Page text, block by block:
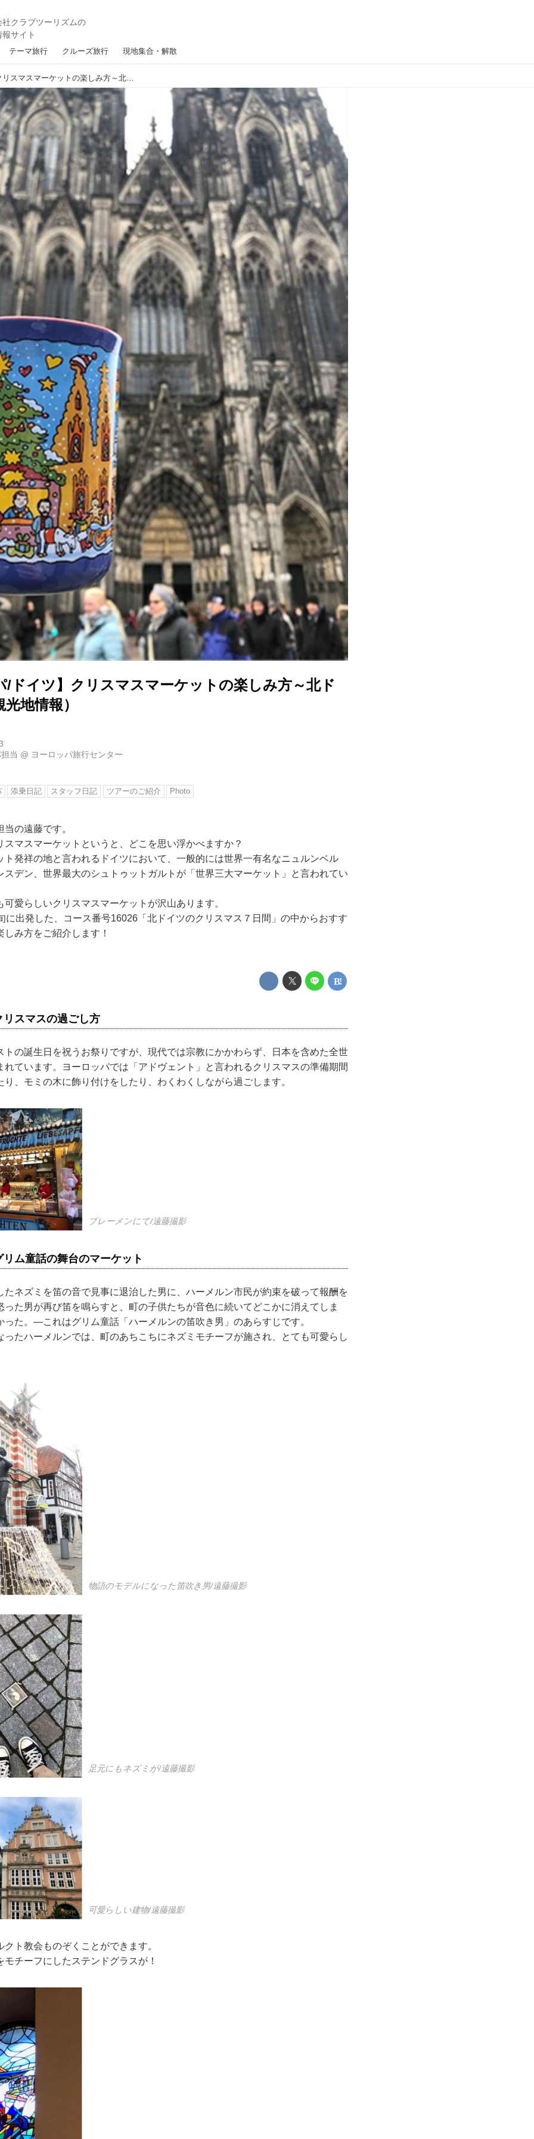
テーマ旅行 クルーズ旅行 現地集合・解散
【ヨーロッパ/ドイツ】クリスマスマーケットの楽しみ方～北ドイツ編～（観光地情報）
/ドイツ】クリスマスマーケットの楽しみ方～北ド
地情報）
当 @ ヨーロッパ旅行センター
添乗日記 スタッフ日記 ツアーのご紹介 Photo
の遠藤です。
スマスマーケットというと、どこを思い浮かべますか？
ト発祥の地と言われるドイツにおいて、一般的には世界一有名なニュルンベル
スデン、世界最大のシュトゥットガルトが「世界三大マーケット」と言われてい
愛らしいクリスマスマーケットが沢山あります。
に出発した、コース番号16026「北ドイツのクリスマス７日間」の中からおすす
み方をご紹介します！
スマスの過ごし方
トの誕生日を祝うお祭りですが、現代では宗教にかかわらず、日本を含めた全世
れています。ヨーロッパでは「アドヴェント」と言われるクリスマスの準備期間
り、モミの木に飾り付けをしたり、わくわくしながら過ごします。
ブレーメンにて/遠藤撮影
ム童話の舞台のマーケット
ネズミを笛の音で見事に退治した男に、ハーメルン市民が約束を破って報酬を
った男が再び笛を鳴らすと、町の子供たちが音色に続いてどこかに消えてしま
った。―これはグリム童話「ハーメルンの笛吹き男」のあらすじです。
ったハーメルンでは、町のあちこちにネズミモチーフが施され、とても可愛らし
物語のモデルになった笛吹き男/遠藤撮影
足元にもネズミが/遠藤撮影
可愛らしい建物/遠藤撮影
ト教会ものぞくことができます。
チーフにしたステンドグラスが！